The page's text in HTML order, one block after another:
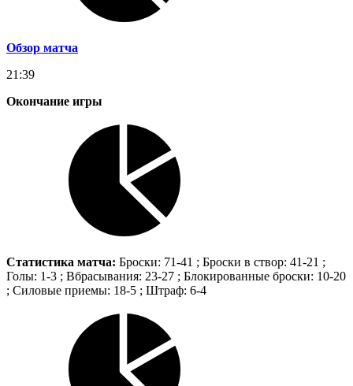
Обзор матча
21:39
Окончание игры
Статистика матча: Броски: 71-41 ; Броски в створ: 41-21 ;
Голы: 1-3 ; Вбрасывания: 23-27 ; Блокированные броски: 10-20
; Силовые приемы: 18-5 ; Штраф: 6-4